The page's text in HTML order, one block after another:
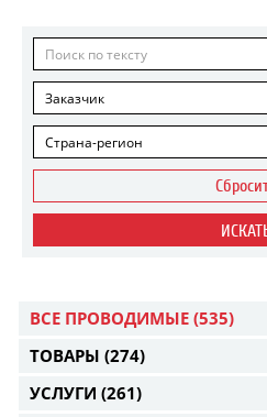
Заказчик
Страна-регион
ВСЕ ПРОВОДИМЫЕ (535)
ТОВАРЫ (274)
УСЛУГИ (261)